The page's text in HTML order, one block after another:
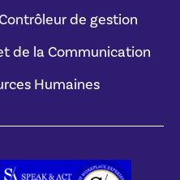
de gestion
de la Communication
Humaines